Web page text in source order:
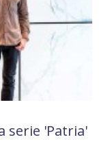
serie 'Patria'